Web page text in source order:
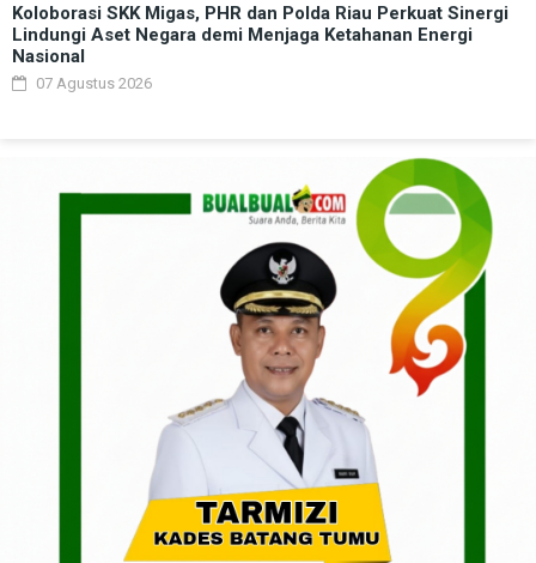
Koloborasi SKK Migas, PHR dan Polda Riau Perkuat Sinergi
Lindungi Aset Negara demi Menjaga Ketahanan Energi
Nasional
07 Agustus 2026